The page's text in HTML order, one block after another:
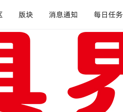
版块 消息通知 每日任务